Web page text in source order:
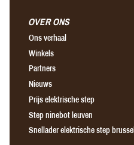
OVER ONS
Ons verhaal
Winkels
Partners
Nieuws
Prijs elektrische step
Step ninebot leuven
Snellader elektrische step brussel